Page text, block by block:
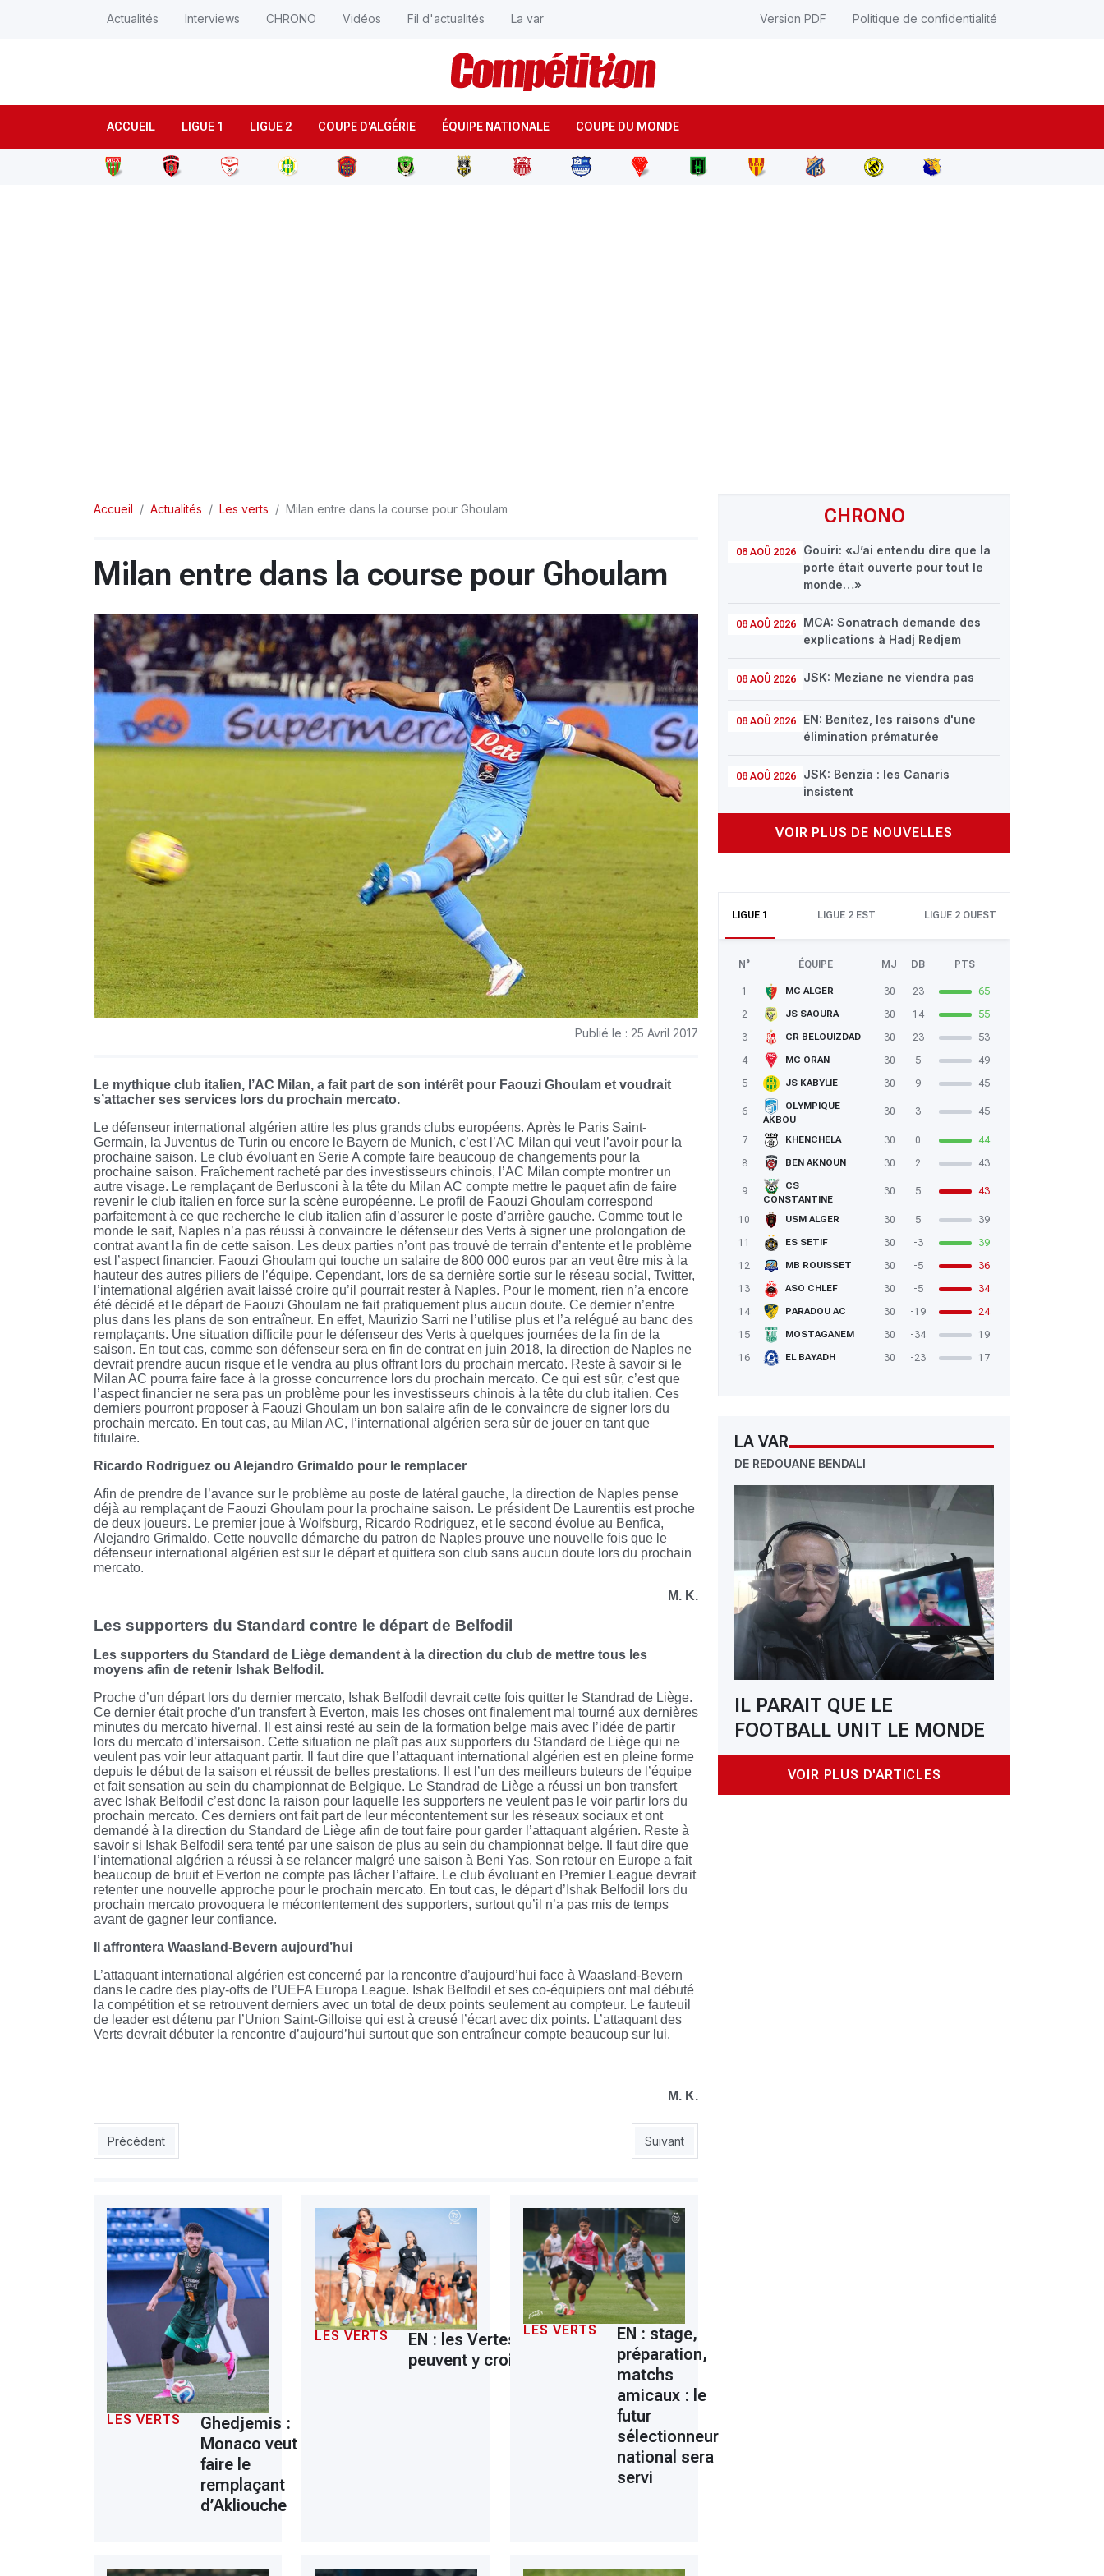
ACCUEIL LIGUE 1 LIGUE 2 COUPE D'ALGÉRIE ÉQUIPE NATIONALE COUPE DU MONDE
Actualités Interviews CHRONO Vidéos Fil d'actualités La var Version PDF Politique de confidentialité
CHRONO
08 AOÛ 2026
Gouiri: «J’ai entendu dire que la
porte était ouverte pour tout le
monde…»
08 AOÛ 2026
MCA: Sonatrach demande des
explications à Hadj Redjem
08 AOÛ 2026 JSK: Meziane ne viendra pas
08 AOÛ 2026
EN: Benitez, les raisons d'une
élimination prématurée
08 AOÛ 2026
JSK: Benzia : les Canaris
insistent
VOIR PLUS DE NOUVELLES
LIGUE 1 LIGUE 2 EST LIGUE 2 OUEST
N° ÉQUIPE MJ DB PTS
1 MC ALGER 30 23
65
2
JS SAOURA 30 14
55
3
CR BELOUIZDAD 30 23
53
4
MC ORAN 30 5
49
5
JS KABYLIE 30 9 45
6
OLYMPIQUE
AKBOU
30 3 45
7 KHENCHELA 30 0
44
8
BEN AKNOUN 30 2 43
9
CS
CONSTANTINE
30 5 43
10 USM ALGER 30 5
39
11
ES SETIF 30 -3
39
12
MB ROUISSET 30 -5
36
13
ASO CHLEF 30 -5
34
14
PARADOU AC 30 -19
24
15
MOSTAGANEM 30 -34
19
16
EL BAYADH 30 -23 17
LA VAR
DE REDOUANE BENDALI
IL PARAIT QUE LE
FOOTBALL UNIT LE MONDE
VOIR PLUS D'ARTICLES
Accueil Actualités Les verts Milan entre dans la course pour Ghoulam
Milan entre dans la course pour Ghoulam
Publié le : 25 Avril 2017
Le mythique club italien, l’AC Milan, a fait part de son intérêt pour Faouzi Ghoulam et voudrait
s’attacher ses services lors du prochain mercato.
Le défenseur international algérien attire les plus grands clubs européens. Après le Paris Saint-
Germain, la Juventus de Turin ou encore le Bayern de Munich, c’est l’AC Milan qui veut l’avoir pour la
prochaine saison. Le club évoluant en Serie A compte faire beaucoup de changements pour la
prochaine saison. Fraîchement racheté par des investisseurs chinois, l’AC Milan compte montrer un
autre visage. Le remplaçant de Berlusconi à la tête du Milan AC compte mettre le paquet afin de faire
revenir le club italien en force sur la scène européenne. Le profil de Faouzi Ghoulam correspond
parfaitement à ce que recherche le club italien afin d’assurer le poste d’arrière gauche. Comme tout le
monde le sait, Naples n’a pas réussi à convaincre le défenseur des Verts à signer une prolongation de
contrat avant la fin de cette saison. Les deux parties n’ont pas trouvé de terrain d’entente et le problème
est l’aspect financier. Faouzi Ghoulam qui touche un salaire de 800 000 euros par an veut être mis à la
hauteur des autres piliers de l’équipe. Cependant, lors de sa dernière sortie sur le réseau social, Twitter,
l’international algérien avait laissé croire qu’il pourrait rester à Naples. Pour le moment, rien n’a encore
été décidé et le départ de Faouzi Ghoulam ne fait pratiquement plus aucun doute. Ce dernier n’entre
plus dans les plans de son entraîneur. En effet, Maurizio Sarri ne l’utilise plus et l’a relégué au banc des
remplaçants. Une situation difficile pour le défenseur des Verts à quelques journées de la fin de la
saison. En tout cas, comme son défenseur sera en fin de contrat en juin 2018, la direction de Naples ne
devrait prendre aucun risque et le vendra au plus offrant lors du prochain mercato. Reste à savoir si le
Milan AC pourra faire face à la grosse concurrence lors du prochain mercato. Ce qui est sûr, c’est que
l’aspect financier ne sera pas un problème pour les investisseurs chinois à la tête du club italien. Ces
derniers pourront proposer à Faouzi Ghoulam un bon salaire afin de le convaincre de signer lors du
prochain mercato. En tout cas, au Milan AC, l’international algérien sera sûr de jouer en tant que
titulaire.
Ricardo Rodriguez ou Alejandro Grimaldo pour le remplacer
Afin de prendre de l’avance sur le problème au poste de latéral gauche, la direction de Naples pense
déjà au remplaçant de Faouzi Ghoulam pour la prochaine saison. Le président De Laurentiis est proche
de deux joueurs. Le premier joue à Wolfsburg, Ricardo Rodriguez, et le second évolue au Benfica,
Alejandro Grimaldo. Cette nouvelle démarche du patron de Naples prouve une nouvelle fois que le
défenseur international algérien est sur le départ et quittera son club sans aucun doute lors du prochain
mercato.
M. K.
Les supporters du Standard contre le départ de Belfodil
Les supporters du Standard de Liège demandent à la direction du club de mettre tous les
moyens afin de retenir Ishak Belfodil.
Proche d’un départ lors du dernier mercato, Ishak Belfodil devrait cette fois quitter le Standrad de Liège.
Ce dernier était proche d’un transfert à Everton, mais les choses ont finalement mal tourné aux dernières
minutes du mercato hivernal. Il est ainsi resté au sein de la formation belge mais avec l’idée de partir
lors du mercato d’intersaison. Cette situation ne plaît pas aux supporters du Standard de Liège qui ne
veulent pas voir leur attaquant partir. Il faut dire que l’attaquant international algérien est en pleine forme
depuis le début de la saison et réussit de belles prestations. Il est l’un des meilleurs buteurs de l’équipe
et fait sensation au sein du championnat de Belgique. Le Standrad de Liège a réussi un bon transfert
avec Ishak Belfodil c’est donc la raison pour laquelle les supporters ne veulent pas le voir partir lors du
prochain mercato. Ces derniers ont fait part de leur mécontentement sur les réseaux sociaux et ont
demandé à la direction du Standard de Liège afin de tout faire pour garder l’attaquant algérien. Reste à
savoir si Ishak Belfodil sera tenté par une saison de plus au sein du championnat belge. Il faut dire que
l’international algérien a réussi à se relancer malgré une saison à Beni Yas. Son retour en Europe a fait
beaucoup de bruit et Everton ne compte pas lâcher l’affaire. Le club évoluant en Premier League devrait
retenter une nouvelle approche pour le prochain mercato. En tout cas, le départ d’Ishak Belfodil lors du
prochain mercato provoquera le mécontentement des supporters, surtout qu’il n’a pas mis de temps
avant de gagner leur confiance.
Il affrontera Waasland-Bevern aujourd’hui
L’attaquant international algérien est concerné par la rencontre d’aujourd’hui face à Waasland-Bevern
dans le cadre des play-offs de l’UEFA Europa League. Ishak Belfodil et ses co-équipiers ont mal débuté
la compétition et se retrouvent derniers avec un total de deux points seulement au compteur. Le fauteuil
de leader est détenu par l’Union Saint-Gilloise qui est à creusé l’écart avec dix points. L’attaquant des
Verts devrait débuter la rencontre d’aujourd’hui surtout que son entraîneur compte beaucoup sur lui.
M. K.
Article précédent : Affaire USB: Que fera Zetchi ?
Précédent Article suivant : Slimani forfait face à Arsenal
Suivant
LES VERTS
Ghedjemis :
Monaco veut en
faire le
remplaçant
d’Akliouche
LES VERTS
EN : les Vertes
peuvent y croire
LES VERTS
EN : stage,
préparation,
matchs
amicaux : le
futur
sélectionneur
national sera
servi